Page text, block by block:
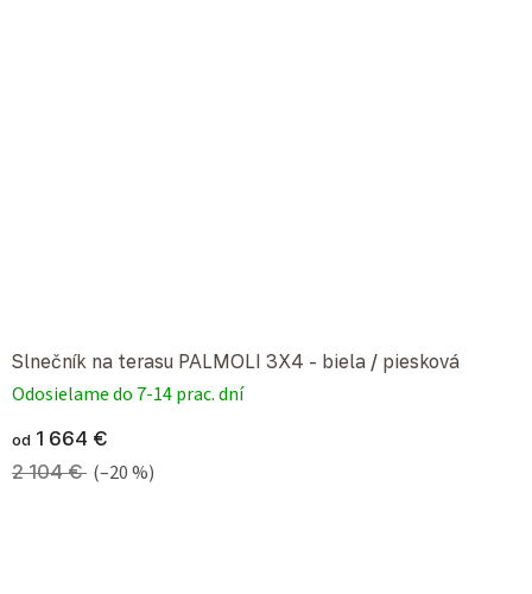
Slnečník na terasu PALMOLI 3X4 - biela / piesková
Odosielame do 7-14 prac. dní
od 1 664 €
2 104 € (–20 %)